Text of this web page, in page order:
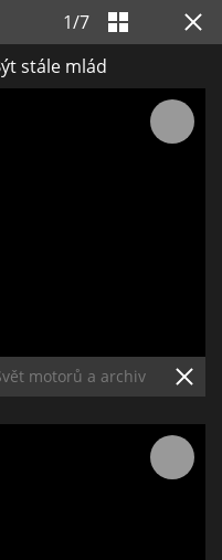
1/7
stále mlád
motorů a archiv